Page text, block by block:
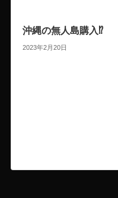
沖縄の無人島購入⁉︎
2023年2月20日